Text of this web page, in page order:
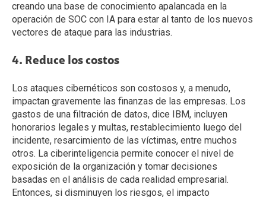
creando una base de conocimiento apalancada en la
operación de SOC con IA para estar al tanto de los nuevos
vectores de ataque para las industrias.
4. Reduce los costos
Los ataques cibernéticos son costosos y, a menudo,
impactan gravemente las finanzas de las empresas. Los
gastos de una filtración de datos, dice IBM, incluyen
honorarios legales y multas, restablecimiento luego del
incidente, resarcimiento de las víctimas, entre muchos
otros. La ciberinteligencia permite conocer el nivel de
exposición de la organización y tomar decisiones
basadas en el análisis de cada realidad empresarial.
Entonces, si disminuyen los riesgos, el impacto